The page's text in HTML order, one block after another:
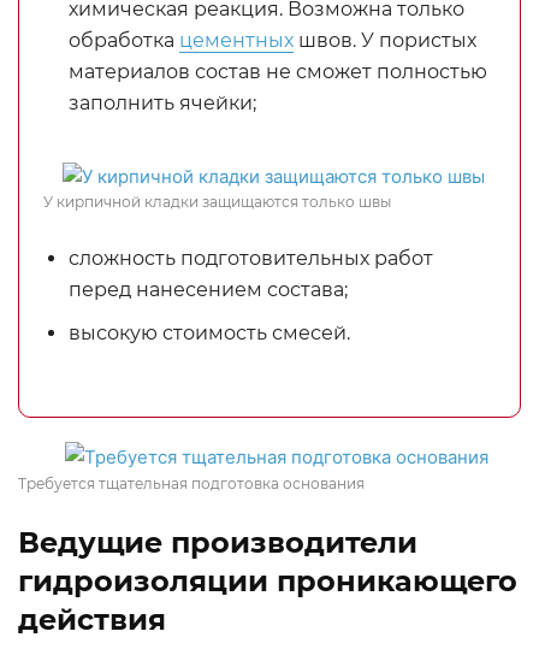
химическая реакция. Возможна только
обработка цементных швов. У пористых
материалов состав не сможет полностью
заполнить ячейки;
У кирпичной кладки защищаются только швы
сложность подготовительных работ
перед нанесением состава;
высокую стоимость смесей.
Требуется тщательная подготовка основания
Ведущие производители
гидроизоляции проникающего
действия